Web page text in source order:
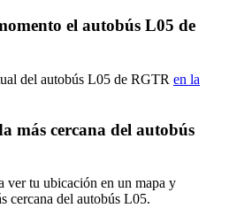
el autobús L05 de
del autobús L05 de RGTR en la
más cercana del autobús
ver tu ubicación en un mapa y
cercana del autobús L05.